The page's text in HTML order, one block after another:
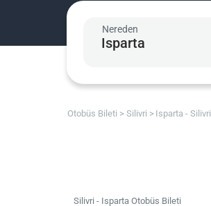
Nereden
Otobüs Bileti Silivri Isparta - Silivri
Silivri - Isparta Otobüs Bileti